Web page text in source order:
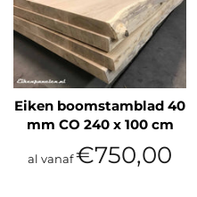
Eiken boomstamblad 40
mm CO 240 x 100 cm
al vanaf €750,00